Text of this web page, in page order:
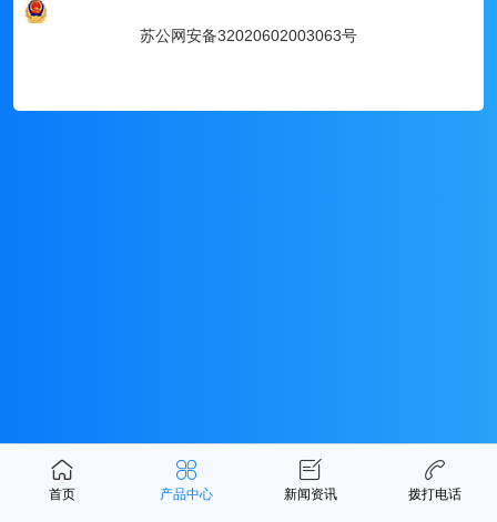
苏公网安备32020602003063号
首页 产品中心 新闻资讯 拨打电话